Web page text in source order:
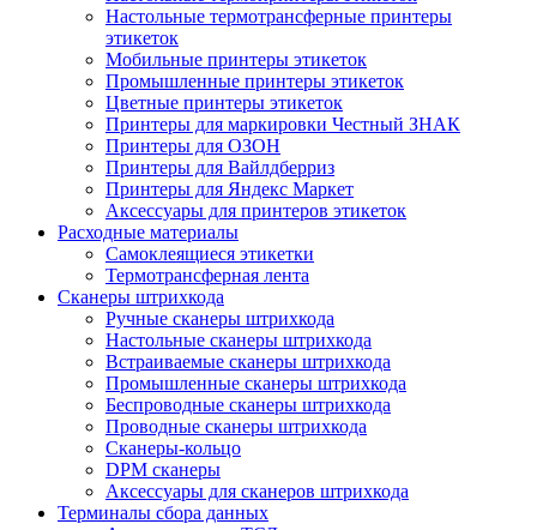
Настольные термотрансферные принтеры
этикеток
Мобильные принтеры этикеток
Промышленные принтеры этикеток
Цветные принтеры этикеток
Принтеры для маркировки Честный ЗНАК
Принтеры для ОЗОН
Принтеры для Вайлдберриз
Принтеры для Яндекс Маркет
Аксессуары для принтеров этикеток
Расходные материалы
Самоклеящиеся этикетки
Термотрансферная лента
Сканеры штрихкода
Ручные сканеры штрихкода
Настольные сканеры штрихкода
Встраиваемые сканеры штрихкода
Промышленные сканеры штрихкода
Беспроводные сканеры штрихкода
Проводные сканеры штрихкода
Сканеры-кольцо
DPM сканеры
Аксессуары для сканеров штрихкода
Терминалы сбора данных